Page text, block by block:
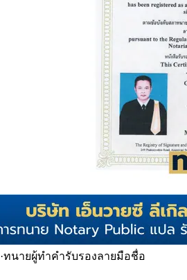
·ทนายผู้ทำคำรับรองลายมือชื่อ